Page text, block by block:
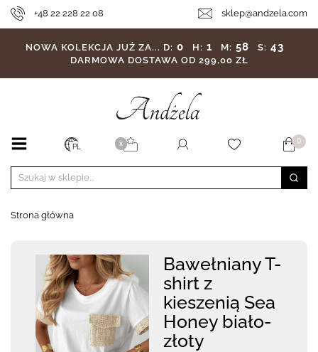
+48 22 228 22 08 sklep@andzela.com
NOWA KOLEKCJA JUŻ ZA... D: 0 H: 1 M: 58 S: 40
DARMOWA DOSTAWA OD 299,00 ZŁ
PL X 0
Strona główna
Bawełniany T-
shirt z
kieszenią Sea
Honey biało-
złoty